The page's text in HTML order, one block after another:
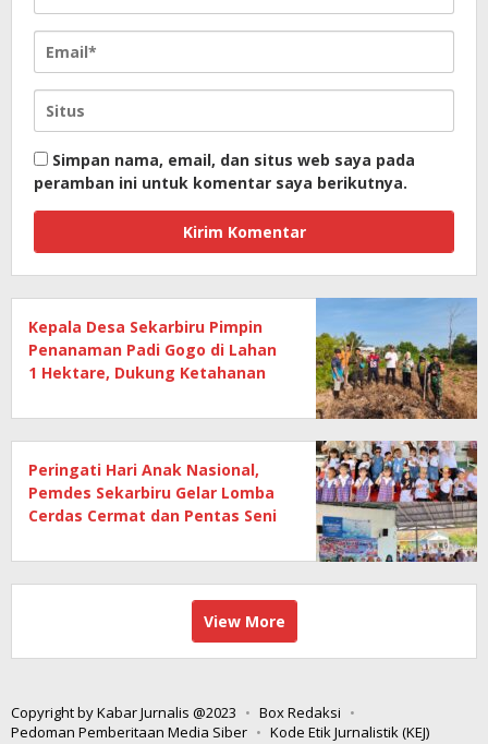
Simpan nama, email, dan situs web saya pada
peramban ini untuk komentar saya berikutnya.
Kepala Desa Sekarbiru Pimpin
Penanaman Padi Gogo di Lahan
1 Hektare, Dukung Ketahanan
Peringati Hari Anak Nasional,
Pemdes Sekarbiru Gelar Lomba
Cerdas Cermat dan Pentas Seni
View More
Copyright by Kabar Jurnalis @2023
Box Redaksi
Pedoman Pemberitaan Media Siber
Kode Etik Jurnalistik (KEJ)